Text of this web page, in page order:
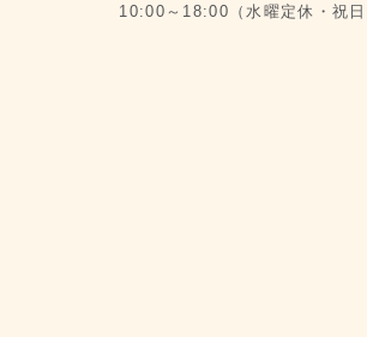
10:00～18:00（水曜定休・祝日